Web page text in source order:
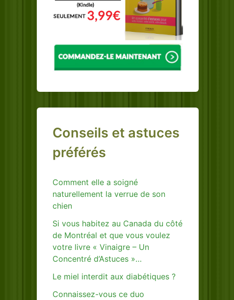
Conseils et astuces
préférés
Comment elle a soigné
naturellement la verrue de son
chien
Si vous habitez au Canada du côté
de Montréal et que vous voulez
votre livre « Vinaigre – Un
Concentré d’Astuces »…
Le miel interdit aux diabétiques ?
Connaissez-vous ce duo